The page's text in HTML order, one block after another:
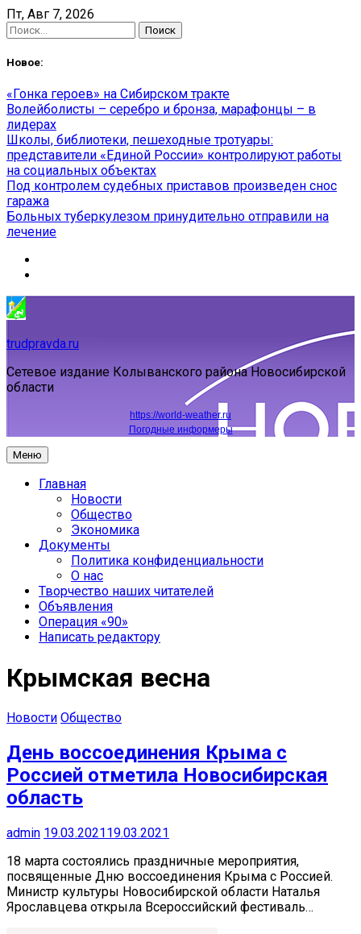
Skip
to
content
Пт, Авг 7, 2026
Найти:
Новое:
«Гонка героев» на Сибирском тракте
Волейболисты – серебро и бронза, марафонцы – в
лидерах
Школы, библиотеки, пешеходные тротуары:
представители «Единой России» контролируют работы
на социальных объектах
Под контролем судебных приставов произведен снос
гаража
Больных туберкулезом принудительно отправили на
лечение
trudpravda.ru
Сетевое издание Колыванского района Новосибирской
области
https://world-weather.ru
Погодные информеры
Меню
Главная
Новости
Общество
Экономика
Документы
Политика конфиденциальности
О нас
Творчество наших читателей
Объявления
Операция «90»
Написать редактору
Крымская весна
Новости Общество
День воссоединения Крыма с
Россией отметила Новосибирская
область
admin 19.03.202119.03.2021
18 марта состоялись праздничные мероприятия,
посвященные Дню воссоединения Крыма с Россией.
Министр культуры Новосибирской области Наталья
Ярославцева открыла Всероссийский фестиваль…